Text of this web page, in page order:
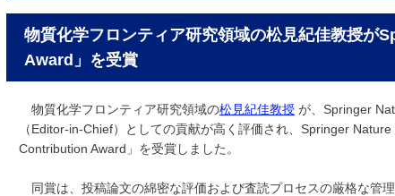
物質化学フロンティア研究領域の松見紀佳教授
Award」を受賞
物質化学フロンティア研究領域の松見紀佳教授 が、Springer
（Editor-in-Chief）としての貢献が高く評価され、Springer
Contribution Award」を受賞しました。
同賞は、投稿論文の綿密な評価および査読プロセスの厳格な管